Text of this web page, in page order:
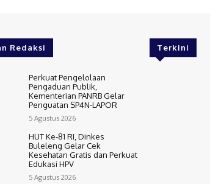
Redaksi
Perkuat Pengelolaan
Pengaduan Publik,
Kementerian PANRB Gelar
Penguatan SP4N-LAPOR
5 Agustus 2026
HUT Ke-81 RI, Dinkes
Buleleng Gelar Cek
Kesehatan Gratis dan Perkuat
Edukasi HPV
5 Agustus 2026
Terkini